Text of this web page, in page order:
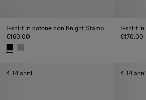
T-shirt in cotone con Knight Stamp
€160.00
€170.00
4-14 anni 4-14 anni